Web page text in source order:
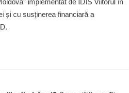
implementat de IDIS Viitorul în
și cu susținerea financiară a